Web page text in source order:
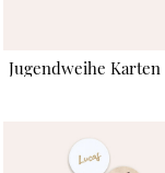
Jugendweihe Karten